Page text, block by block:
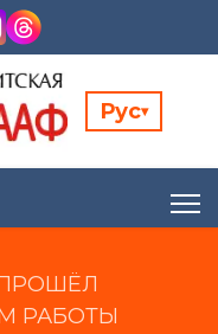
Рус▾
РАБОТЫ